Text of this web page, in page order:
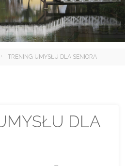
TRENING UMYSŁU DLA SENIORA
DLA